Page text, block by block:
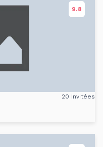
9.8
20 Invitées